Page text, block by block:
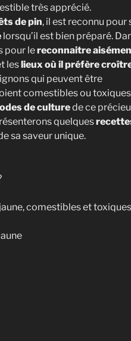
très apprécié.
de pin, il est reconnu pour
lorsqu’il est bien préparé.
pour lereconnaitre
les lieux où il préfère
qui peuvent être
comestibles ou
de culturede ce
quelques
sa saveur unique.
comestibles et toxiques